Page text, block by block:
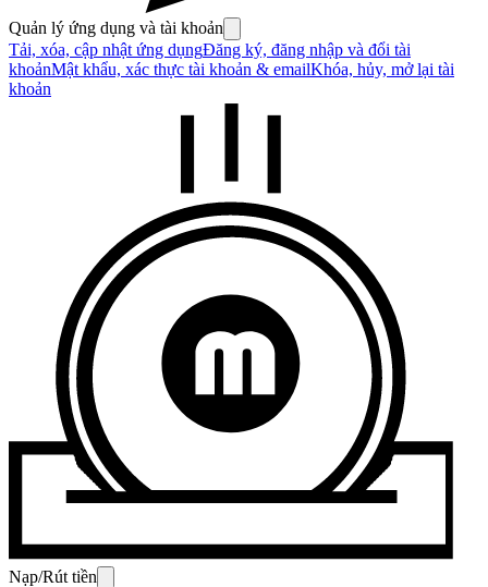
Quản lý ứng dụng và tài khoản
Tải, xóa, cập nhật ứng dụngĐăng ký, đăng nhập và đổi tài
khoảnMật khẩu, xác thực tài khoản & emailKhóa, hủy, mở lại tài
khoản
Nạp/Rút tiền